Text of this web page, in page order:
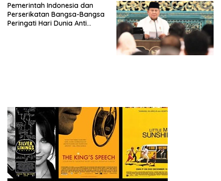
Penjajahan (Pergolakan
Ekonomi Politik Indonesia) &
Simposium Nasional “Urgensi
Undang-Undang
Perekonomian Nasional dan
Kesejahteraan Sosial dalam
Pemerintah Indonesia dan
Perserikatan Bangsa-Bangsa
Peringati Hari Dunia Anti